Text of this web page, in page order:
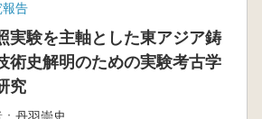
報告
実験を主軸とした東アジア鋳
術史解明のための実験考古学
究